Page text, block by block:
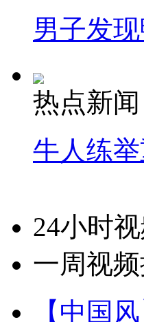
男子发
热点新闻
牛人练
24小时
一周视
【中国